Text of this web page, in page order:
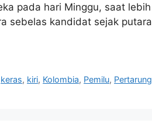
pada hari Minggu, saat
sebelas kandidat sejak
keras, kiri, Kolombia, Pemilu,